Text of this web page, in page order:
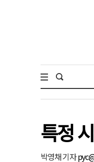
특정
박영채 기자